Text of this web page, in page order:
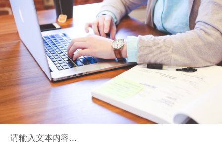
请输入文本内容...